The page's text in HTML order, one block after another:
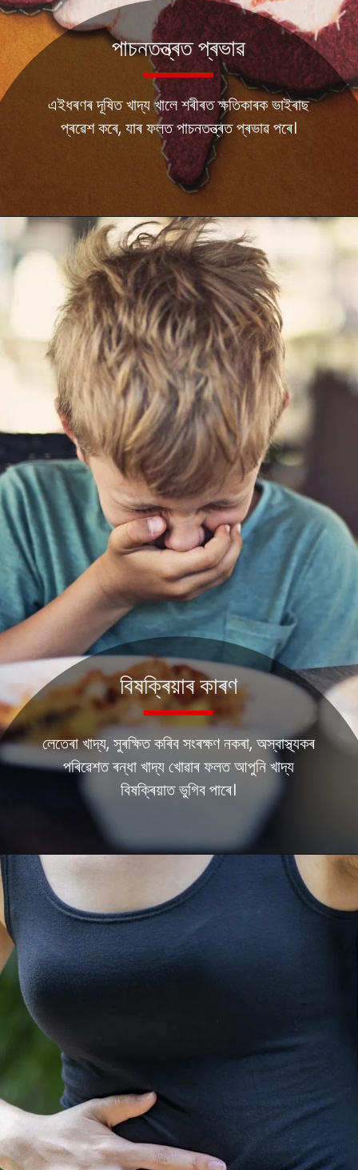
এইধৰণৰ দূষিত খাদ্য খালে শৰীৰত ক্ষতিকাৰক ভাইৰাছ
প্ৰৱেশ কৰে, যাৰ ফলত পাচনতন্ত্ৰত প্ৰভাৱ পৰে।
পাচনতন্ত্ৰত প্ৰভাৱ
লেতেৰা খাদ্য, সুৰক্ষিত কৰিব সংৰক্ষণ নকৰা, অস্বাস্থ্যকৰ
পৰিৱেশত ৰন্ধা খাদ্য খোৱাৰ ফলত আপুনি খাদ্য
বিষক্ৰিয়াত ভুগিব পাৰে।
বিষক্ৰিয়াৰ কাৰণ